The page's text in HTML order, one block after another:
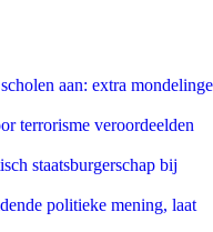
aan: extra mondelinge
terrorisme veroordeelden
staatsburgerschap bij
politieke mening, laat